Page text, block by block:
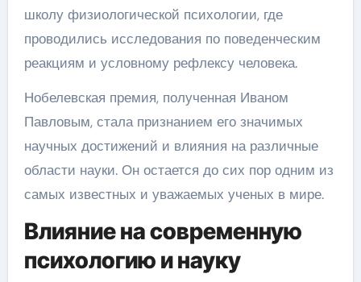
школу физиологической психологии, где
проводились исследования по поведенческим
реакциям и условному рефлексу человека.
Нобелевская премия, полученная Иваном
Павловым, стала признанием его значимых
научных достижений и влияния на различные
области науки. Он остается до сих пор одним из
самых известных и уважаемых ученых в мире.
Влияние на современную
психологию и науку